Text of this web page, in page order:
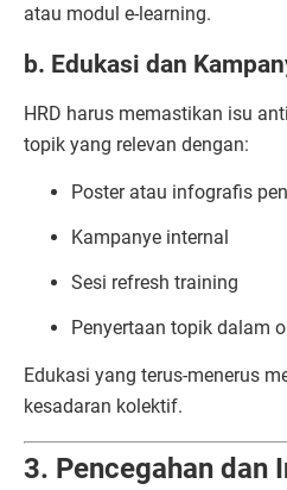
atau modul e-learning.
b. Edukasi dan
HRD harus memastikan isu
topik yang relevan dengan:
Poster atau infografis
Kampanye internal
Sesi refresh training
Penyertaan topik dalam
Edukasi yang terus-menerus
kesadaran kolektif.
3. Pencegahan dan